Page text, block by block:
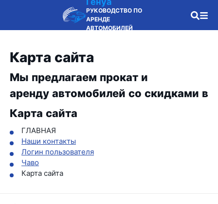
РУКОВОДСТВО ПО
АРЕНДЕ
АВТОМОБИЛЕЙ
Карта сайта
Мы предлагаем прокат и
аренду автомобилей со скидками в
Карта сайта
ГЛАВНАЯ
Наши контакты
Логин пользователя
Чаво
Карта сайта